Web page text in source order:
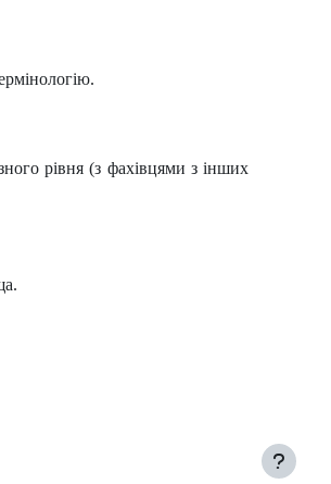
рівня (з фахівцями з інших